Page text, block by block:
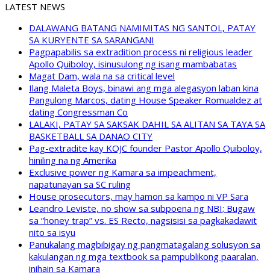
LATEST NEWS
DALAWANG BATANG NAMIMITAS NG SANTOL, PATAY
SA KURYENTE SA SARANGANI
Pagpapabilis sa extradition process ni religious leader
Apollo Quiboloy, isinusulong ng isang mambabatas
Magat Dam, wala na sa critical level
Ilang Maleta Boys, binawi ang mga alegasyon laban kina
Pangulong Marcos, dating House Speaker Romualdez at
dating Congressman Co
LALAKI, PATAY SA SAKSAK DAHIL SA ALITAN SA TAYA SA
BASKETBALL SA DANAO CITY
Pag-extradite kay KOJC founder Pastor Apollo Quiboloy,
hiniling na ng Amerika
Exclusive power ng Kamara sa impeachment,
napatunayan sa SC ruling
House prosecutors, may hamon sa kampo ni VP Sara
Leandro Leviste, no show sa subpoena ng NBI; Bugaw
sa “honey trap” vs. ES Recto, nagsisisi sa pagkakadawit
nito sa isyu
Panukalang magbibigay ng pangmatagalang solusyon sa
kakulangan ng mga textbook sa pampublikong paaralan,
inihain sa Kamara